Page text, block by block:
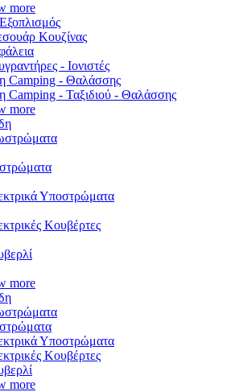
more
Κουζίνας
- Ιονιστές
Camping - Θαλάσσης
Camping - Ταξιδιού - Θαλάσσης
more
Υποστρώματα
Κουβέρτες
more
Υποστρώματα
Κουβέρτες
more